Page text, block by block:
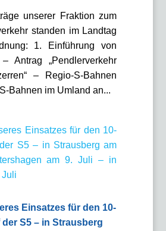
unserer Fraktion zum
standen im Landtag
1. Einführung von
Antrag „Pendlerverkehr
– Regio-S-Bahnen
Bahnen im Umland an...
Einsatzes für den 10-
der S5 – in Strausberg